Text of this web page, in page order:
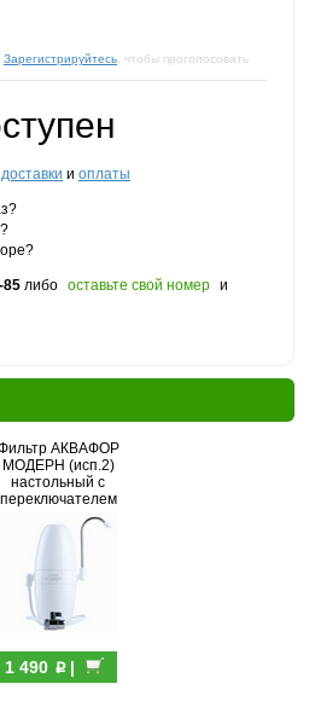
Зарегистрируйтесь , чтобы проголосовать
доставки и оплаты
85 либо оставьте свой номер и
АКВАФОР
МОДЕРН (исп.2)
настольный с
переключателем
1 490 p|